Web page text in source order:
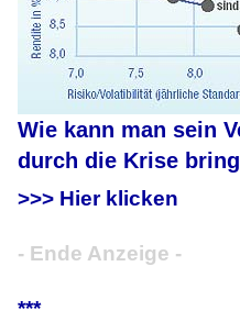
Wie kann man sein
durch die Krise
>>> Hier klicken
- Ende Anzeige -
***